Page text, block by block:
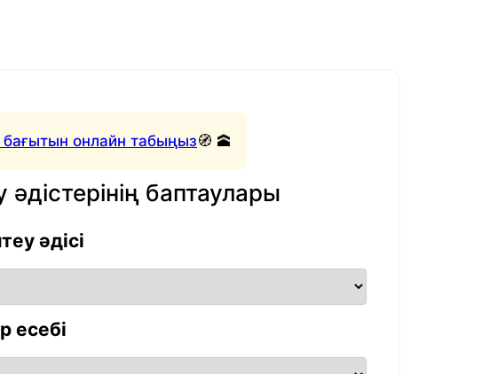
онлайн табыңыз🧭 🕋
баптаулары
әдісі
есебі